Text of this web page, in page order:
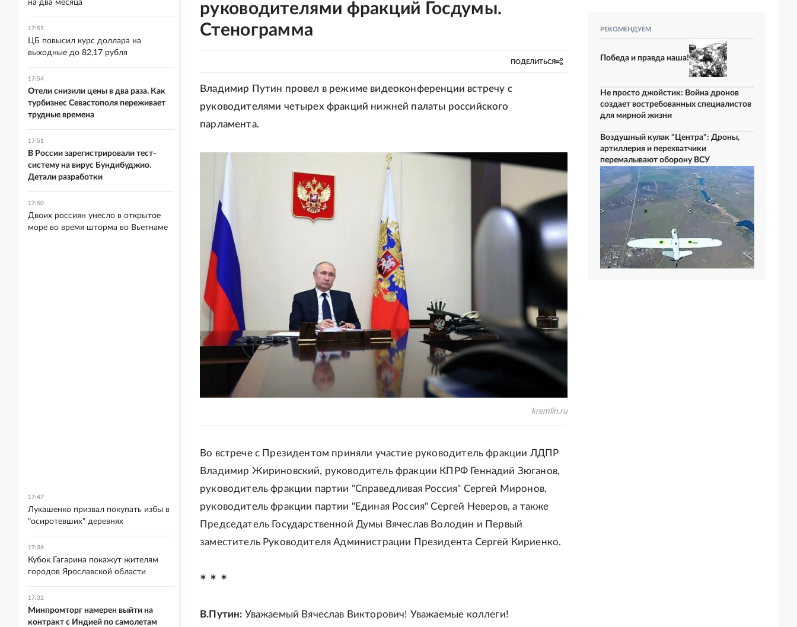
руководителями фракций Госдумы.
Стенограмма
ПОДЕЛИТЬСЯ
Владимир Путин провел в режиме видеоконференции встречу с
руководителями четырех фракций нижней палаты российского
парламента.
kremlin.ru
Во встрече с Президентом приняли участие руководитель фракции ЛДПР
Владимир Жириновский, руководитель фракции КПРФ Геннадий Зюганов,
руководитель фракции партии "Справедливая Россия" Сергей Миронов,
руководитель фракции партии "Единая Россия" Сергей Неверов, а также
Председатель Государственной Думы Вячеслав Володин и Первый
заместитель Руководителя Администрации Президента Сергей Кириенко.
* * *
В.Путин: Уважаемый Вячеслав Викторович! Уважаемые коллеги!
РЕКОМЕНДУЕМ
Победа и правда наша!
Не просто джойстик: Война дронов
создает востребованных специалистов
для мирной жизни
Воздушный кулак "Центра": Дроны,
артиллерия и перехватчики
перемалывают оборону ВСУ
на два месяца
17:55
ЦБ повысил курс доллара на
выходные до 82,17 рубля
17:54
Отели снизили цены в два раза. Как
турбизнес Севастополя переживает
трудные времена
17:51
В России зарегистрировали тест-
систему на вирус Бундибуджио.
Детали разработки
17:50
Двоих россиян унесло в открытое
море во время шторма во Вьетнаме
17:47
Лукашенко призвал покупать избы в
"осиротевших" деревнях
17:34
Кубок Гагарина покажут жителям
городов Ярославской области
17:32
Минпромторг намерен выйти на
контракт с Индией по самолетам